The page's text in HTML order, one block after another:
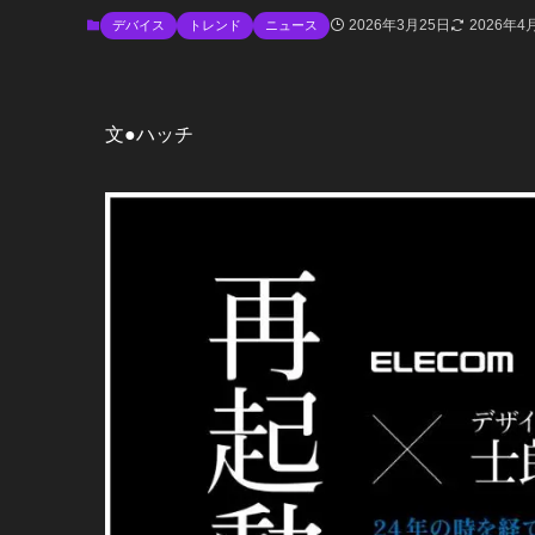
デバイス トレンド ニュース 2026年3月25日 2026年4
文●ハッチ